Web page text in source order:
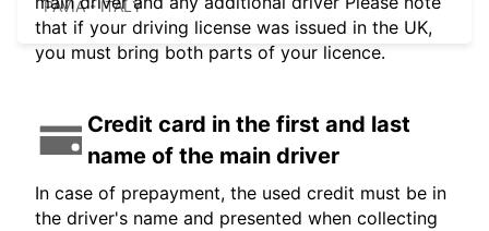
PAVIA - ITALY
that if your driving license was issued in the UK,
you must bring both parts of your licence.
Credit card in the first and last
name of the main driver
In case of prepayment, the used credit must be in
the driver's name and presented when collecting